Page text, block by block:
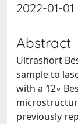
2022-01-01
Abstract
Ultrashort
sample to
with a 12◦
previously